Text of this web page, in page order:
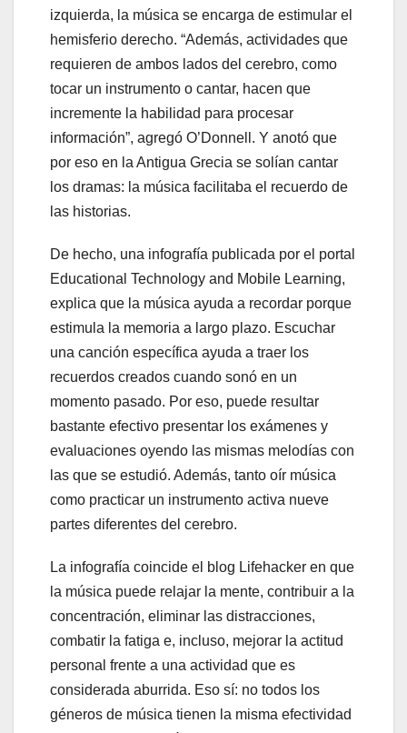
izquierda, la música se encarga de estimular el
hemisferio derecho. “Además, actividades que
requieren de ambos lados del cerebro, como
tocar un instrumento o cantar, hacen que
incremente la habilidad para procesar
información”, agregó O’Donnell. Y anotó que
por eso en la Antigua Grecia se solían cantar
los dramas: la música facilitaba el recuerdo de
las historias.
De hecho, una infografía publicada por el portal
Educational Technology and Mobile Learning,
explica que la música ayuda a recordar porque
estimula la memoria a largo plazo. Escuchar
una canción específica ayuda a traer los
recuerdos creados cuando sonó en un
momento pasado. Por eso, puede resultar
bastante efectivo presentar los exámenes y
evaluaciones oyendo las mismas melodías con
las que se estudió. Además, tanto oír música
como practicar un instrumento activa nueve
partes diferentes del cerebro.
La infografía coincide el blog Lifehacker en que
la música puede relajar la mente, contribuir a la
concentración, eliminar las distracciones,
combatir la fatiga e, incluso, mejorar la actitud
personal frente a una actividad que es
considerada aburrida. Eso sí: no todos los
géneros de música tienen la misma efectividad